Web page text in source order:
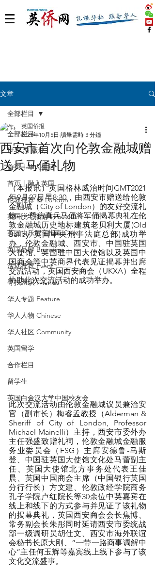
文章
全部栏目
世界 🌎 版块
首页丨华人生活
首页丨融入英国
伦敦推荐 🎡 London
英国脱宅指南 Time out
英国快乐肥宅指南 Cola
英国品牌 Branding
活动推荐 Event
寻找组织 Friends
华人专题 Feature
华人人物 Chinese
华人社区 Community
英国留学
合作栏目
留学生
英国白金汉大学中国校友会
全部栏目
西安市首次向伦敦金融城赠
送兵马俑礼物
英国侨报
2021年10月5日 讀畢需時 3 分鐘
（本报讯）英国格林威治时间GMT2021
年9月27日早8:30，由西安市赠送给伦敦
金融城（City of London）的友好交流礼
物--一尊仿真兵马俑将军俑揭幕典礼在伦
敦金融城历史地标建筑老贝利大厦(Old
Bailey, 英国中央刑事法庭总部)成功举
办，伦敦金融城、西安市、中国驻英国
大使馆、英国驻中国大使馆以及英国中
国商会等中英商界代表见证揭幕并出席
交流活动，英国西安商会（UKXA）全程
协助此次交流活动的成功举办。
此次交流活动由伦敦金融城议员兼治安
官（副市长）梅睿孟教授（Alderman &
Sheriff of City of London, Professor
Michael Mainelli）主持，西安市委外办
主任强盛致赠礼祠，伦敦金融城金融服
务业委员会（FSG）主席安德鲁-马斯
登、中国驻英国大使馆文化处马蕾副主
任、英国大使馆北方事务处代表王佳
晨、英国中国商会主席（中国银行英国
分行行长）方文建、伦敦政经学院商务
孔子学院卢红院长等30余位中英嘉宾在
线上和线下的方式参与并见证了该礼物
的揭幕典礼，英国西安商会会长焦博、
常务副会长朱彤同时延请西安市委统战
部一级调研员胡仕文、西安市海外联谊
会秘书长原大刚、“一带一路商事调解中
心”主任何玉辉等嘉宾线上线下参与了该
文化交流盛事。